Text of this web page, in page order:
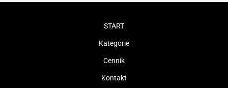
START
Kategorie
Cennik
Kontakt